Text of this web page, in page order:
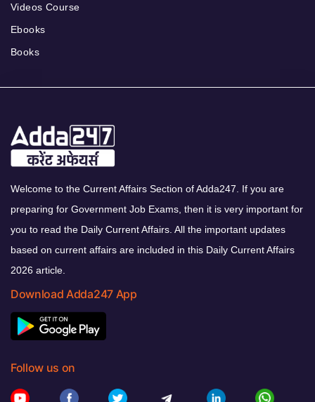
Videos Course
Ebooks
Books
Welcome to the Current Affairs Section of Adda247. If you are
preparing for Government Job Exams, then it is very important for
you to read the Daily Current Affairs. All the important updates
based on current affairs are included in this Daily Current Affairs
2026 article.
Download Adda247 App
Follow us on